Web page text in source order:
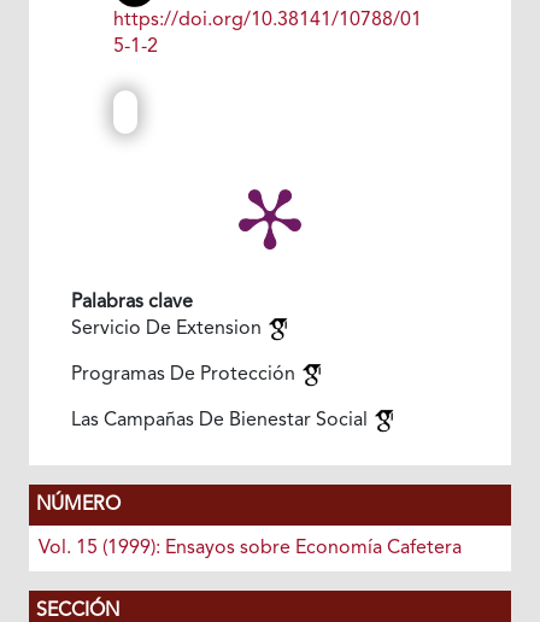
https://doi.org/10.38141/10788/01
5-1-2
Palabras clave
Servicio De Extension
Programas De Protección
Las Campañas De Bienestar Social
NÚMERO
Vol. 15 (1999): Ensayos sobre Economía Cafetera
SECCIÓN